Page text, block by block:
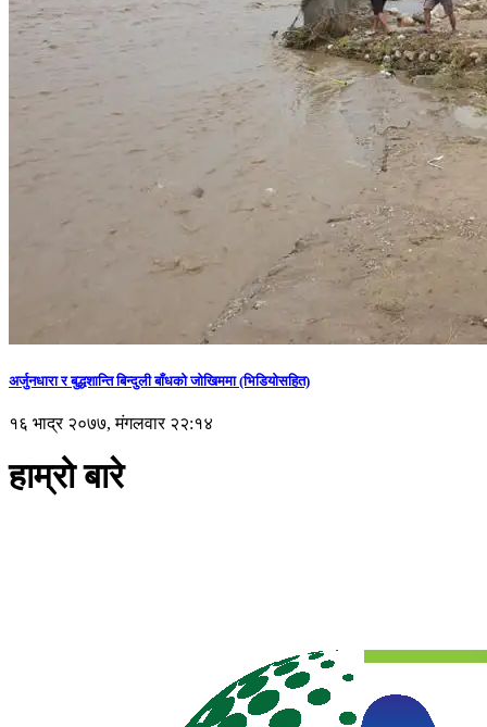
अर्जुनधारा र बुद्धशान्ति बिन्दुली बाँधको जोखिममा (भिडियाेसहित)
१६ भाद्र २०७७, मंगलवार २२:१४
हाम्रो बारे